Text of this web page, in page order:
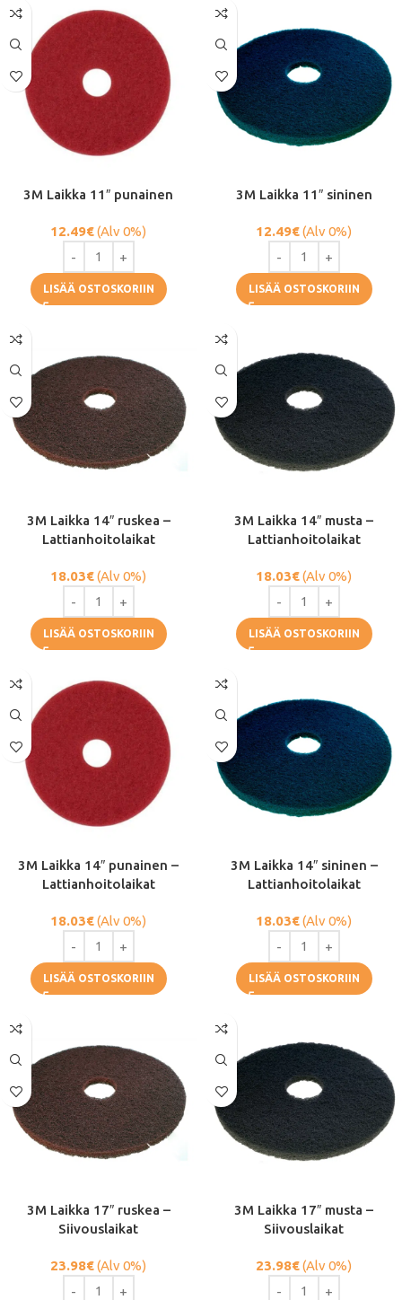
3M Laikka 11″ punainen
12.49€(Alv 0%)
LISÄÄ OSTOSKORIIN
3M Laikka 11″ sininen
12.49€(Alv 0%)
LISÄÄ OSTOSKORIIN
3M Laikka 14″ ruskea –
Lattianhoitolaikat
18.03€(Alv 0%)
LISÄÄ OSTOSKORIIN
3M Laikka 14″ musta –
Lattianhoitolaikat
18.03€(Alv 0%)
LISÄÄ OSTOSKORIIN
3M Laikka 14″ punainen –
Lattianhoitolaikat
18.03€(Alv 0%)
LISÄÄ OSTOSKORIIN
3M Laikka 14″ sininen –
Lattianhoitolaikat
18.03€(Alv 0%)
LISÄÄ OSTOSKORIIN
3M Laikka 17″ ruskea –
Siivouslaikat
23.98€(Alv 0%)
3M Laikka 17″ musta –
Siivouslaikat
23.98€(Alv 0%)